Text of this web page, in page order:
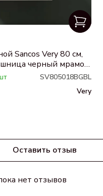
Sancos Very 80 см,
черный мрамор,
SV805018BGBL
Very
Оставить отзыв
нет отзывов